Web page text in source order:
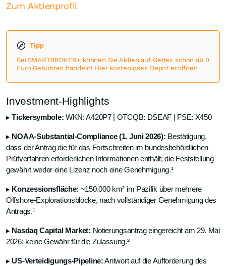
Zum Aktienprofil
Tipp
Bei SMARTBROKER+ können Sie Aktien auf Gettex schon ab 0
Euro Gebühren handeln! Hier kostenloses Depot eröffnen
Investment-Highlights
▸Tickersymbole: WKN: A420P7 | OTCQB: DSEAF | FSE: X450
▸ NOAA-Substantial-Compliance (1. Juni 2026): Bestätigung,
dass der Antrag die für das Fortschreiten im bundesbehördlichen
Prüfverfahren erforderlichen Informationen enthält; die Feststellung
gewährt weder eine Lizenz noch eine Genehmigung.¹
▸ Konzessionsfläche: ~150.000 km² im Pazifik über mehrere
Offshore-Explorationsblöcke, nach vollständiger Genehmigung des
Antrags.¹
▸ Nasdaq Capital Market: Notierungsantrag eingereicht am 29. Mai
2026; keine Gewähr für die Zulassung.²
▸US-Verteidigungs-Pipeline:Antwort auf die Aufforderung des